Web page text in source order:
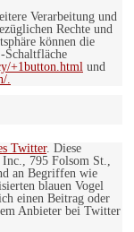
Verarbeitung und
Rechte und
können die
Schaltfläche
+1button.html und
.
Twitter. Diese
Inc., 795 Folsom St.,
an Begriffen wie
blauen Vogel
einen Beitrag oder
Anbieter bei Twitter